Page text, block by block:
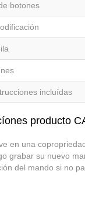
botones
incluídas
producto
en una
grabar su nuevo
del mando si no